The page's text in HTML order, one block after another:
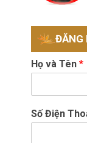
ĐĂNG
Họ và Tên*
Số Điện